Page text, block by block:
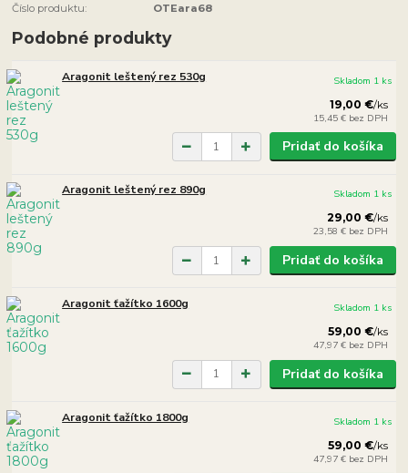
Číslo produktu: OTEara68
Podobné produkty
Aragonit leštený rez 530g
19,00 €/ks
15,45 € bez DPH
Skladom 1 ks
Pridať do košíka
Aragonit leštený rez 890g
29,00 €/ks
23,58 € bez DPH
Skladom 1 ks
Pridať do košíka
Aragonit ťažítko 1600g
59,00 €/ks
47,97 € bez DPH
Skladom 1 ks
Pridať do košíka
Aragonit ťažítko 1800g
59,00 €/ks
47,97 € bez DPH
Skladom 1 ks